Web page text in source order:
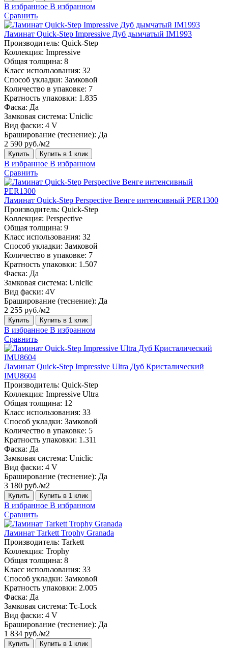
В избранное В избранном
Сравнить
Ламинат Quick-Step Impressive Дуб дымчатый IM1993
Производитель: Quick-Step
Коллекция: Impressive
Общая толщина: 8
Класс использования: 32
Способ укладки: Замковой
Количество в упаковке: 7
Кратность упаковки: 1.835
Фаска: Да
Замковая система: Uniclic
Вид фаски: 4 V
Браширование (теснение): Да
2 590 руб./м2
Купить Купить в 1 клик
В избранное В избранном
Сравнить
Ламинат Quick-Step Perspective Венге интенсивный PER1300
Производитель: Quick-Step
Коллекция: Perspective
Общая толщина: 9
Класс использования: 32
Способ укладки: Замковой
Количество в упаковке: 7
Кратность упаковки: 1.507
Фаска: Да
Замковая система: Uniclic
Вид фаски: 4V
Браширование (теснение): Да
2 255 руб./м2
Купить Купить в 1 клик
В избранное В избранном
Сравнить
Ламинат Quick-Step Impressive Ultra Дуб Кристалический
IMU8604
Производитель: Quick-Step
Коллекция: Impressive Ultra
Общая толщина: 12
Класс использования: 33
Способ укладки: Замковой
Количество в упаковке: 5
Кратность упаковки: 1.311
Фаска: Да
Замковая система: Uniclic
Вид фаски: 4 V
Браширование (теснение): Да
3 180 руб./м2
Купить Купить в 1 клик
В избранное В избранном
Сравнить
Ламинат Tarkett Trophy Granada
Производитель: Tarkett
Коллекция: Trophy
Общая толщина: 8
Класс использования: 33
Способ укладки: Замковой
Кратность упаковки: 2.005
Фаска: Да
Замковая система: Tc-Lock
Вид фаски: 4 V
Браширование (теснение): Да
1 834 руб./м2
Купить Купить в 1 клик